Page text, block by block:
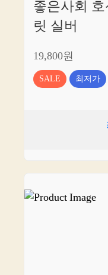
좋은사회
릿 실버
19,800원
SALE 최저가